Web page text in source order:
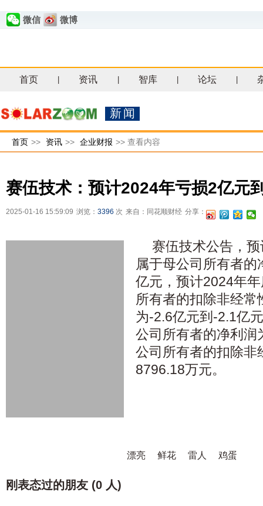
微信 微博
首页 资讯 智库 论坛
新闻
首页 >> 资讯 >> 企业财报 >> 查看内容
赛伍技术：预计2024年亏损2亿元
2025-01-16 15:59:09 浏览： 3396 次 来自：同花顺财经 分享：
赛伍技术公告，
属于母公司所有者
亿元，预计2024年
所有者的扣除非经常
为-2.6亿元到-2.1亿
公司所有者的净利润
公司所有者的扣除非
8796.18万元。
漂亮 鲜花 雷人 鸡蛋
刚表态过的朋友 (0 人)